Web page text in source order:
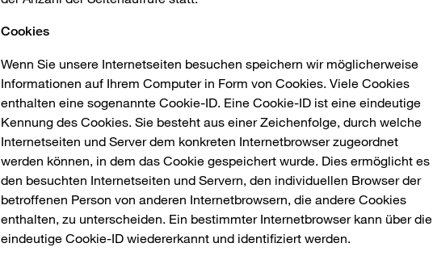
Cookies
Wenn Sie unsere Internetseiten besuchen speichern wir möglicherweise
Informationen auf Ihrem Computer in Form von Cookies. Viele Cookies
enthalten eine sogenannte Cookie-ID. Eine Cookie-ID ist eine eindeutige
Kennung des Cookies. Sie besteht aus einer Zeichenfolge, durch welche
Internetseiten und Server dem konkreten Internetbrowser zugeordnet
werden können, in dem das Cookie gespeichert wurde. Dies ermöglicht es
den besuchten Internetseiten und Servern, den individuellen Browser der
betroffenen Person von anderen Internetbrowsern, die andere Cookies
enthalten, zu unterscheiden. Ein bestimmter Internetbrowser kann über die
eindeutige Cookie-ID wiedererkannt und identifiziert werden.